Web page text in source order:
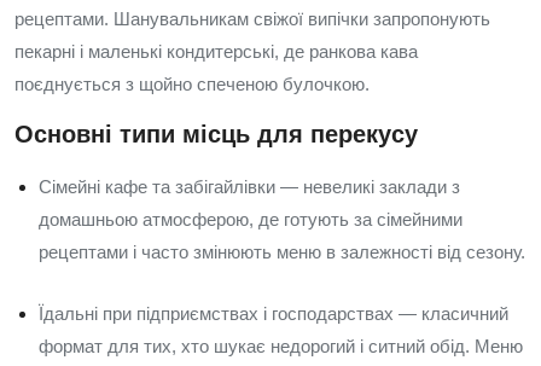
рецептами. Шанувальникам свіжої випічки запропонують
пекарні і маленькі кондитерські, де ранкова кава
поєднується з щойно спеченою булочкою.
Основні типи місць для перекусу
Сімейні кафе та забігайлівки — невеликі заклади з
домашньою атмосферою, де готують за сімейними
рецептами і часто змінюють меню в залежності від сезону.
Їдальні при підприємствах і господарствах — класичний
формат для тих, хто шукає недорогий і ситний обід. Меню